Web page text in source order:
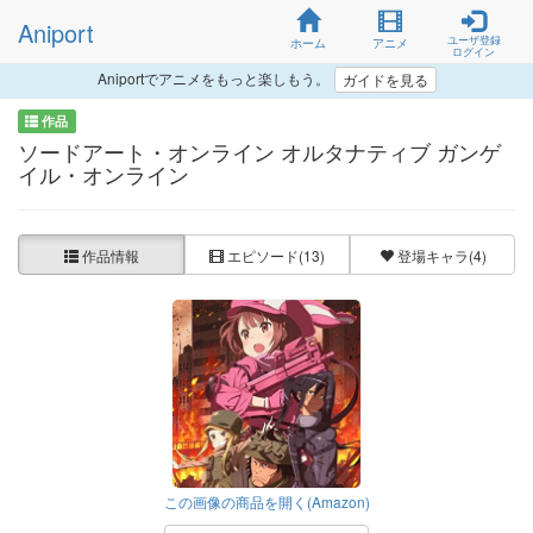
Aniport ホーム アニメ
ユーザ登録
ログイン
Aniportでアニメをもっと楽しもう。 ガイドを見る
作品
ソードアート・オンライン オルタナティブ ガンゲ
イル・オンライン
作品情報 エピソード(13) 登場キャラ(4)
この画像の商品を開く(Amazon)